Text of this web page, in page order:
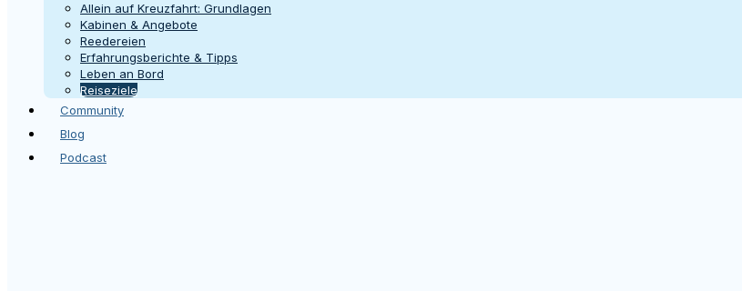
Allein auf Kreuzfahrt: Grundlagen
Kabinen & Angebote
Reedereien
Erfahrungsberichte & Tipps
Leben an Bord
Reiseziele
Community
Blog
Podcast